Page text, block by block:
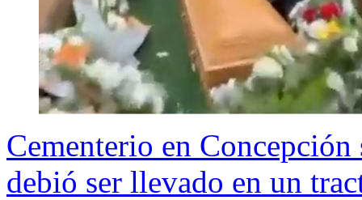
Cementerio en
debió ser llevado en un